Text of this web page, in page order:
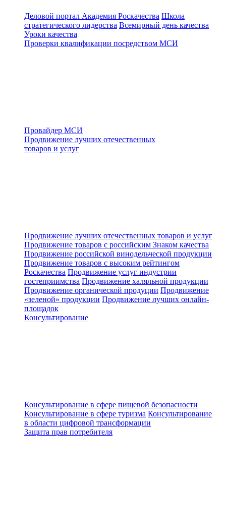
Деловой портал Академия Роскачества Школа
стратегического лидерства Всемирный день качества
Уроки качества
Проверки квалификации посредством МСИ
Провайдер МСИ
Продвижение лучших отечественных
товаров и услуг
Продвижение лучших отечественных товаров и услуг
Продвижение товаров с российским Знаком качества
Продвижение российской винодельческой продукции
Продвижение товаров с высоким рейтингом
Роскачества Продвижение услуг индустрии
гостеприимства Продвижение халяльной продукции
Продвижение органической продуции Продвижение
«зеленой» продукции Продвижение лучших онлайн-
площадок
Консультирование
Консультирование в сфере пищевой безопасности
Консультирование в сфере туризма Консультирование
в области цифровой трансформации
Защита прав потребителя